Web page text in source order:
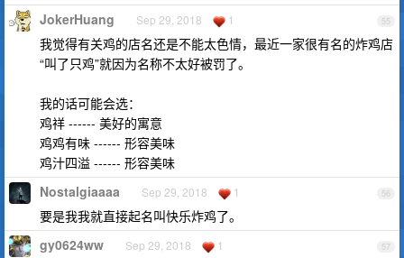
55
JokerHuang Sep 29, 2018 1
我觉得有关鸡的店名还是不能太色情，最近一家很有名的炸鸡店
“叫了只鸡”就因为名称不太好被罚了。
我的话可能会选：
鸡祥 ------ 美好的寓意
鸡鸡有味 ------ 形容美味
鸡汁四溢 ------ 形容美味
56
Nostalgiaaaa Sep 29, 2018 1
要是我我就直接起名叫快乐炸鸡了。
57
gy0624ww Sep 29, 2018 1